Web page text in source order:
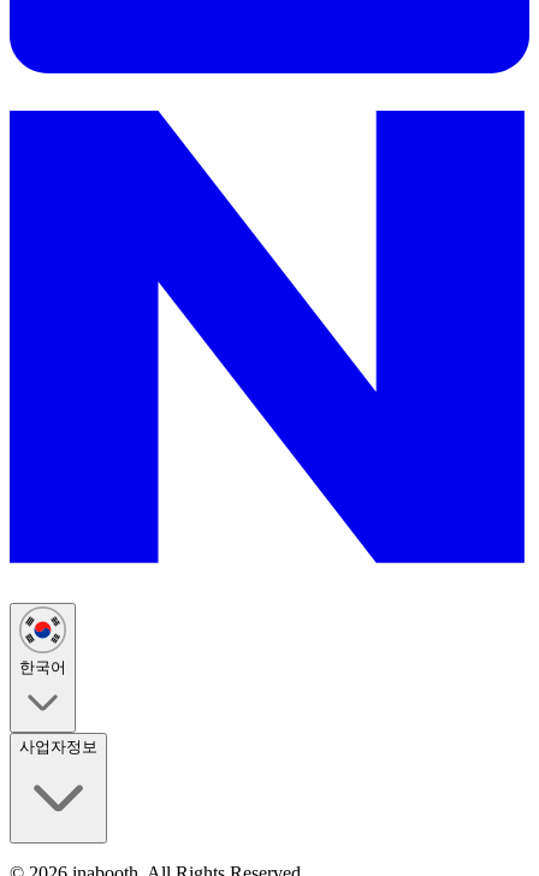
한국어
사업자정보